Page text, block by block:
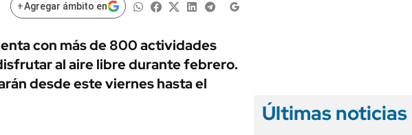
LIFESTYLE
AUTOS
+Agregar ámbito en
con más de 800 actividades
al aire libre durante febrero.
desde este viernes hasta el
Últimas noticias